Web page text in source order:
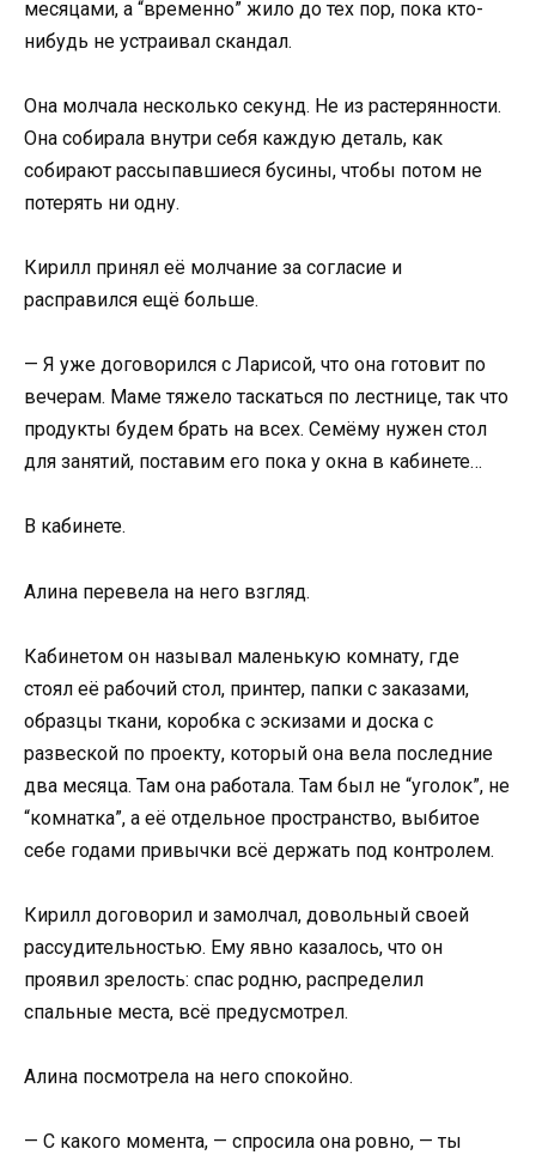
месяцами, а “временно” жило до тех пор, пока кто-
нибудь не устраивал скандал.
Она молчала несколько секунд. Не из растерянности.
Она собирала внутри себя каждую деталь, как
собирают рассыпавшиеся бусины, чтобы потом не
потерять ни одну.
Кирилл принял её молчание за согласие и
расправился ещё больше.
— Я уже договорился с Ларисой, что она готовит по
вечерам. Маме тяжело таскаться по лестнице, так что
продукты будем брать на всех. Семёму нужен стол
для занятий, поставим его пока у окна в кабинете…
В кабинете.
Алина перевела на него взгляд.
Кабинетом он называл маленькую комнату, где
стоял её рабочий стол, принтер, папки с заказами,
образцы ткани, коробка с эскизами и доска с
развеской по проекту, который она вела последние
два месяца. Там она работала. Там был не “уголок”, не
“комнатка”, а её отдельное пространство, выбитое
себе годами привычки всё держать под контролем.
Кирилл договорил и замолчал, довольный своей
рассудительностью. Ему явно казалось, что он
проявил зрелость: спас родню, распределил
спальные места, всё предусмотрел.
Алина посмотрела на него спокойно.
— С какого момента, — спросила она ровно, — ты